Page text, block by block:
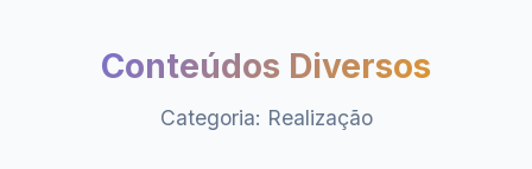
Conteúdos Diversos
Categoria: Realização